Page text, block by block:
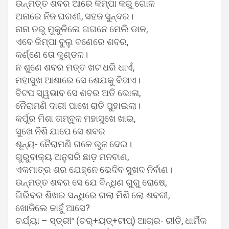
ଉନ୍ମତ୍ତ ଶବର ଆରେ କିମ୍ପା କରୁ ଗୋଳ
ଅନାରେ ନିଜ ଘରଣୀ, ସହଜ ସୁନ୍ଦର।
ନାନା ତରୁ ମୁକୁଳିଲେ ଗଗନେ ମେଲି ଡାଳ,
ଏବେ କିମ୍ପା ବୁଲୁ ବଣେରେ ଶବର,
କର୍ଣ୍ଣେ ତୋ କୁଣ୍ଡଳ।
ନ ଶୁଣେ ଶବର ମତ୍ତ ଖଟ ଧରି ଧାଏଁ,
ମହାସୁଖ ଆଶାରେ ସେ ଶେଯକୁ ବିଛାଏ।
ବିଟପ ସ୍ୱଭାବ ସେ ଶବର ଅତି ଭୋଳା,
ନୈରାମଣି ଦାରୀ ପାଖେ ରାତି ପୁହାଇଲା।
କର୍ପୂର ମିଶା ତାମ୍ବୁଳ ମହାସୁଖେ ଖାଇ,
ସୁଖେ ନିଶି ଯାପେ ସେ ଶବର
ଶୂନ୍ୟ- ନୈରାମଣି ଗଳେ ଭୁଜ ଦେଇ।
ଗୁରୁବାକ୍ୟ ଅନୁସରି ଛାଡ଼ ମନବାଣ,
ଏକମାତ୍ର ଶର ଯେହ୍ନେ ଭେଦିବ ସୁଖଦ ନିର୍ବାଣ।
ଉନ୍ମତ୍ତ ଶବର ସେ ଯେ ବିନ୍ଧିଣ ଗୁରୁ ରୋଷେ,
ଗିରିବର ଶିଖର ସନ୍ଧିରେ ଗଲା ମିଶି ଲୋ ଶବରୀ,
ଖୋଜିଲେ କାହୁଁ ଆସେ?
ଚର୍ଯ୍ୟା – ସ୍ତ୍ରୀଂ (ଚର୍‌+ୟତ୍‌+ଟାପ୍‌) ଆଚାର- ରୀତି, ଧାର୍ମିକ